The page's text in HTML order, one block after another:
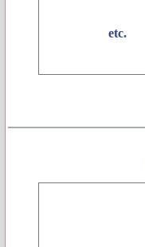
etc.